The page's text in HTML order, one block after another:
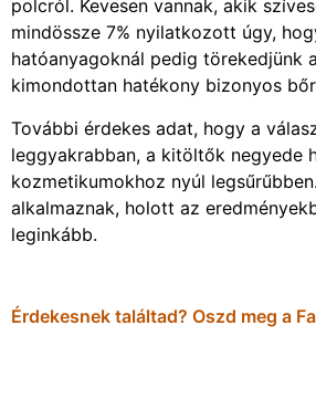
polcról. Kevesen vannak, akik
mindössze 7% nyilatkozott úgy,
hatóanyagoknál pedig törekedjünk
kimondottan hatékony bizonyos
További érdekes adat, hogy a
leggyakrabban, a kitöltők negyede
kozmetikumokhoz nyúl
alkalmaznak, holott az
leginkább.
Érdekesnek találtad? Oszd meg a